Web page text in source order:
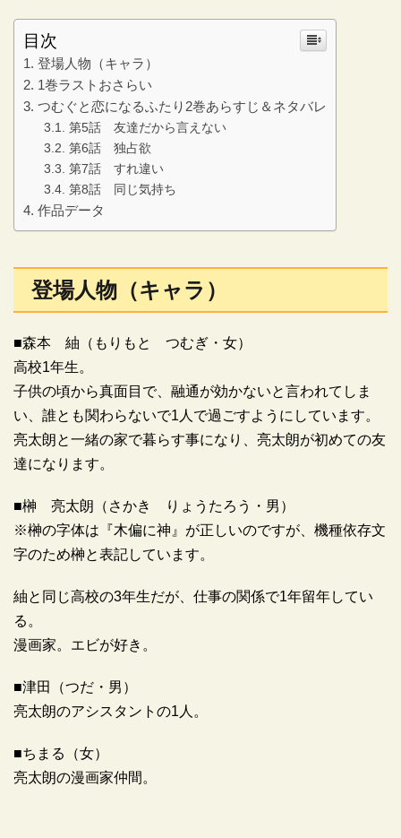
目次
登場人物（キャラ）
1巻ラストおさらい
つむぐと恋になるふたり2巻あらすじ＆ネタバレ
第5話 友達だから言えない
第6話 独占欲
第7話 すれ違い
第8話 同じ気持ち
作品データ
登場人物（キャラ）
■森本 紬（もりもと つむぎ・女）
高校1年生。
子供の頃から真面目で、融通が効かないと言われてしま
い、誰とも関わらないで1人で過ごすようにしています。
亮太朗と一緒の家で暮らす事になり、亮太朗が初めての友
達になります。
■榊 亮太朗（さかき りょうたろう・男）
※榊の字体は『木偏に神』が正しいのですが、機種依存文
字のため榊と表記しています。
紬と同じ高校の3年生だが、仕事の関係で1年留年してい
る。
漫画家。エビが好き。
■津田（つだ・男）
亮太朗のアシスタントの1人。
■ちまる（女）
亮太朗の漫画家仲間。